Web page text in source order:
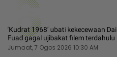
6
‘Kudrat 1968‘ ubati kekecewaan Dai
Fuad gagal ujibakat filem terdahulu
Jumaat, 7 Ogos 2026 10:30 AM